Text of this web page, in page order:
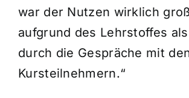
war der Nutzen wirklich
aufgrund des Lehrstoffes
durch die Gespräche mit
Kursteilnehmern.“